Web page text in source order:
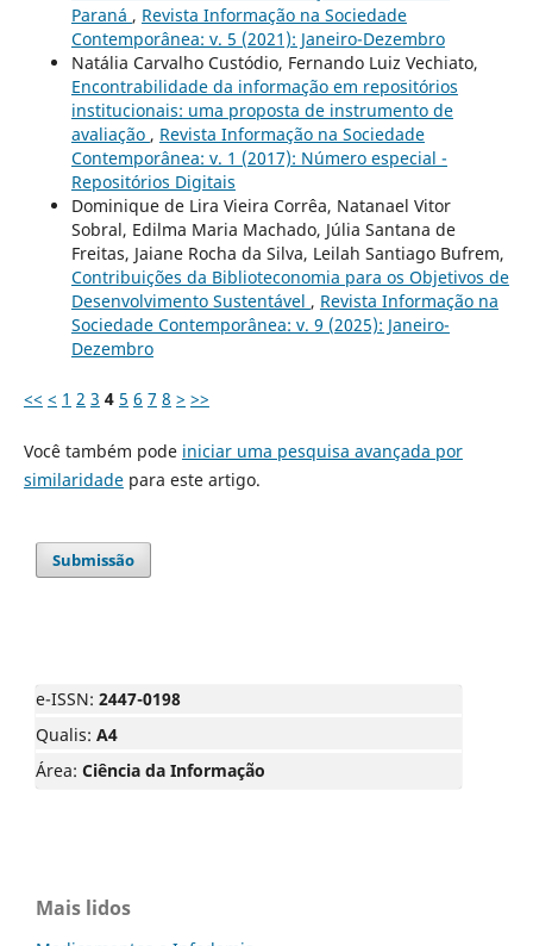
Paraná , Revista Informação na Sociedade
Contemporânea: v. 5 (2021): Janeiro-Dezembro
Natália Carvalho Custódio, Fernando Luiz Vechiato,
Encontrabilidade da informação em repositórios
institucionais: uma proposta de instrumento de
avaliação , Revista Informação na Sociedade
Contemporânea: v. 1 (2017): Número especial -
Repositórios Digitais
Dominique de Lira Vieira Corrêa, Natanael Vitor
Sobral, Edilma Maria Machado, Júlia Santana de
Freitas, Jaiane Rocha da Silva, Leilah Santiago Bufrem,
Contribuições da Biblioteconomia para os Objetivos de
Desenvolvimento Sustentável , Revista Informação na
Sociedade Contemporânea: v. 9 (2025): Janeiro-
Dezembro
<< < 1 2 3 4 5 6 7 8 > >>
Você também pode iniciar uma pesquisa avançada por
similaridadepara este artigo.
Submissão
e-ISSN: 2447-0198
Qualis: A4
Área: Ciência da Informação
Mais lidos